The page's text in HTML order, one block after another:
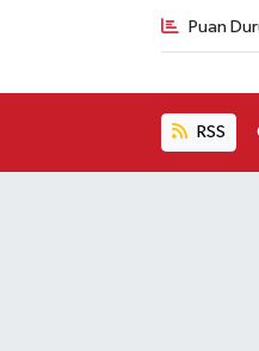
Puan
RSS